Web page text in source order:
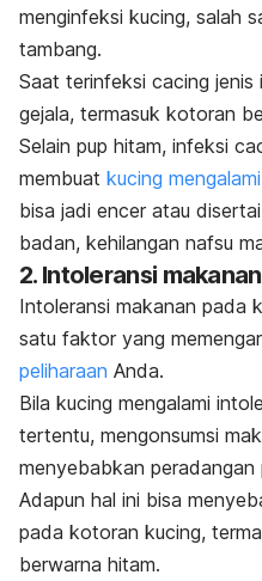
menginfeksi kucing, salah
tambang.
Saat terinfeksi cacing jenis
gejala, termasuk kotoran
Selain pup hitam, infeksi
membuat kucing
bisa jadi encer atau
badan, kehilangan nafsu
2. Intoleransi makanan
Intoleransi makanan pada
satu faktor yang
peliharaan Anda.
Bila kucing mengalami
tertentu, mengonsumsi
menyebabkan peradangan
Adapun hal ini bisa
pada kotoran kucing,
berwarna hitam.